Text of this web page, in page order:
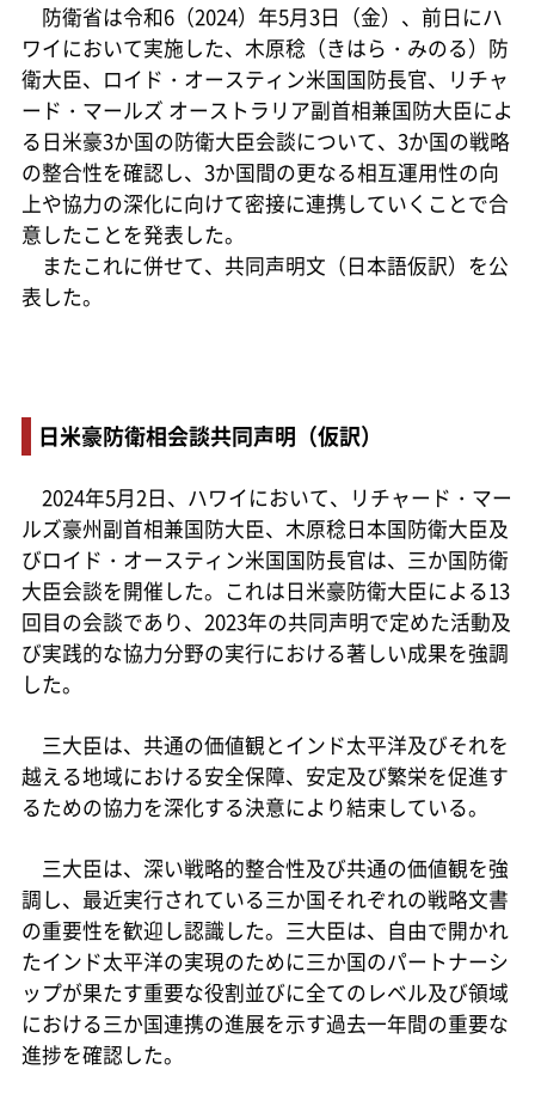
防衛省は令和6（2024）年5月3日（金）、前日にハ
ワイにおいて実施した、木原稔（きはら・みのる）防
衛大臣、ロイド・オースティン米国国防長官、リチャ
ード・マールズ オーストラリア副首相兼国防大臣によ
る日米豪3か国の防衛大臣会談について、3か国の戦略
の整合性を確認し、3か国間の更なる相互運用性の向
上や協力の深化に向けて密接に連携していくことで合
意したことを発表した。
またこれに併せて、共同声明文（日本語仮訳）を公
表した。
日米豪防衛相会談共同声明（仮訳）
2024年5月2日、ハワイにおいて、リチャード・マー
ルズ豪州副首相兼国防大臣、木原稔日本国防衛大臣及
びロイド・オースティン米国国防長官は、三か国防衛
大臣会談を開催した。これは日米豪防衛大臣による13
回目の会談であり、2023年の共同声明で定めた活動及
び実践的な協力分野の実行における著しい成果を強調
した。
三大臣は、共通の価値観とインド太平洋及びそれを
越える地域における安全保障、安定及び繁栄を促進す
るための協力を深化する決意により結束している。
三大臣は、深い戦略的整合性及び共通の価値観を強
調し、最近実行されている三か国それぞれの戦略文書
の重要性を歓迎し認識した。三大臣は、自由で開かれ
たインド太平洋の実現のために三か国のパートナーシ
ップが果たす重要な役割並びに全てのレベル及び領域
における三か国連携の進展を示す過去一年間の重要な
進捗を確認した。